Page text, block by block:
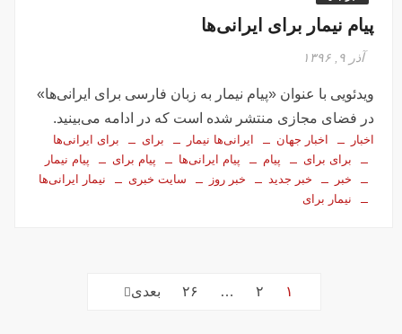
پیام نیمار براى ایرانى‌ها
آذر ۹, ۱۳۹۶
ویدئویی با عنوان «پيام نیمار به زبان فارسی براى ايرانى‌ها»
در فضای مجازی منتشر شده است که در ادامه می‌بینید.
اخبار اخبار جهان ايرانى‌ها نیمار براى
براى ايرانى‌ها
براى براى
پيام پيام ايرانى‌ها پيام براى
پيام نیمار
خبر
خبر جدید خبر روز سایت خبری
نیمار ايرانى‌ها
نیمار براى
۱ ۲ … ۲۶ بعدی